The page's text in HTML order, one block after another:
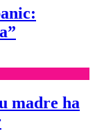
madre ha